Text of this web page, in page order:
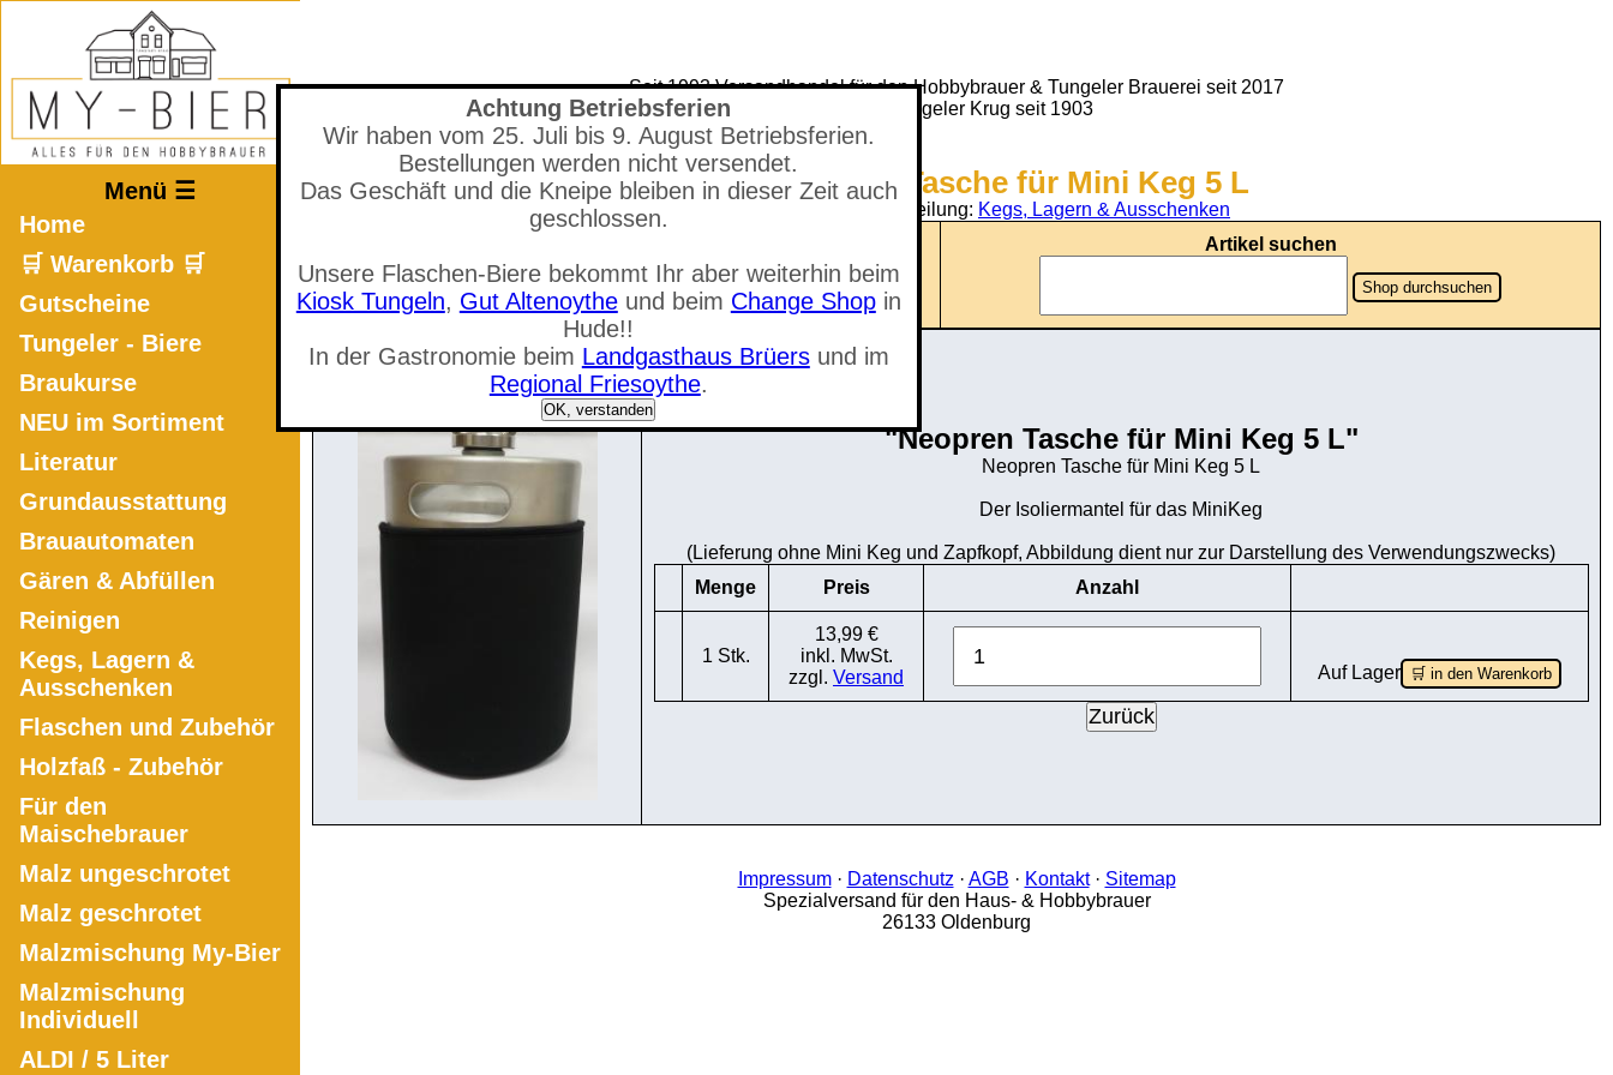
Achtung Betriebsferien
Wir haben vom 25. Juli bis 9. August Betriebsferien.
Bestellungen werden nicht versendet.
Das Geschäft und die Kneipe bleiben in dieser Zeit auch
geschlossen.
Unsere Flaschen-Biere bekommt Ihr aber weiterhin beim
Kiosk Tungeln, Gut Altenoytheund beim Change Shopin
Hude!!
In der Gastronomie beim Landgasthaus Brüersund im
Regional Friesoythe.
OK, verstanden
Seit 1993 Versandhandel für den Hobbybrauer & Tungeler Brauerei seit 2017
(Neuer) Tungeler Krug seit 1903
Menü ☰
Home
🛒 Warenkorb 🛒
Gutscheine
Tungeler - Biere
Braukurse
NEU im Sortiment
Literatur
Grundausstattung
Brauautomaten
Gären & Abfüllen
Reinigen
Kegs, Lagern &
Ausschenken
Flaschen und Zubehör
Holzfaß - Zubehör
Für den
Maischebrauer
Malz ungeschrotet
Malz geschrotet
Malzmischung My-Bier
Malzmischung
Individuell
ALDI / 5 Liter
Mastodon
Shop - Neopren Tasche für Mini Keg 5 L
Sie befinden sich in der Abteilung: Kegs, Lagern & Ausschenken
🛒 Warenkorb anzeigen
Anzahl der Artikel: 0
Gesamtwert: 0,00 €
Artikel suchen
Shop durchsuchen
"Neopren Tasche für Mini Keg 5 L"
Neopren Tasche für Mini Keg 5 L
Der Isoliermantel für das MiniKeg
(Lieferung ohne Mini Keg und Zapfkopf, Abbildung dient nur zur Darstellung des Verwendungszwecks)
Menge
Preis Anzahl
1 Stk.
13,99 €
inkl. MwSt.
zzgl. Versand Auf Lager 🛒 in den Warenkorb
Impressum· Datenschutz · AGB · Kontakt· Sitemap
Spezialversand für den Haus- & Hobbybrauer
26133 Oldenburg